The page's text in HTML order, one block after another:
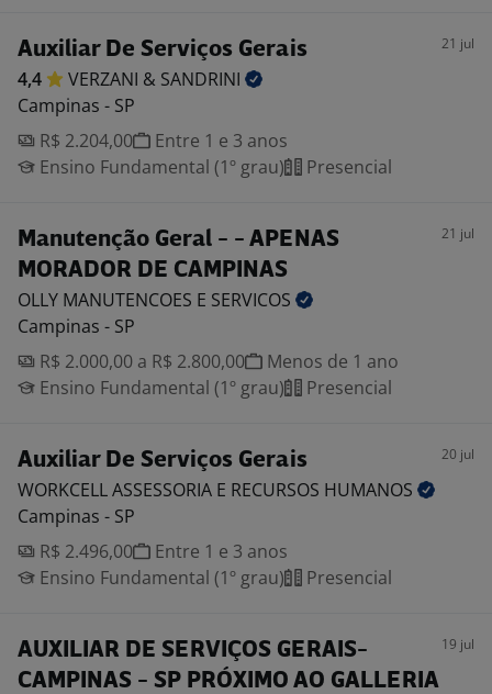
Auxiliar De Serviços Gerais 21 jul
4,4 VERZANI & SANDRINI
Campinas - SP
R$ 2.204,00
Entre 1 e 3 anos
Ensino Fundamental (1º grau)
Presencial
Manutenção Geral - - APENAS
MORADOR DE CAMPINAS
21 jul
OLLY MANUTENCOES E SERVICOS
Campinas - SP
R$ 2.000,00 a R$ 2.800,00
Menos de 1 ano
Ensino Fundamental (1º grau)
Presencial
Auxiliar De Serviços Gerais 20 jul
WORKCELL ASSESSORIA E RECURSOS HUMANOS
Campinas - SP
R$ 2.496,00
Entre 1 e 3 anos
Ensino Fundamental (1º grau)
Presencial
AUXILIAR DE SERVIÇOS GERAIS-
CAMPINAS - SP PRÓXIMO AO GALLERIA
19 jul